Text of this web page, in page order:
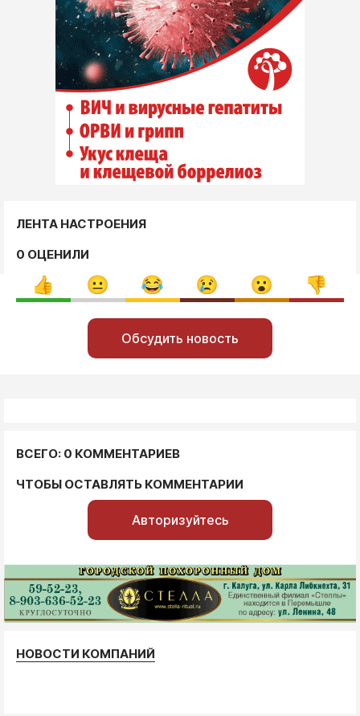
ЛЕНТА НАСТРОЕНИЯ
0 ОЦЕНИЛИ
Обсудить новость
ВСЕГО: 0 КОММЕНТАРИЕВ
ЧТОБЫ ОСТАВЛЯТЬ КОММЕНТАРИИ
Авторизуйтесь
НОВОСТИ КОМПАНИЙ